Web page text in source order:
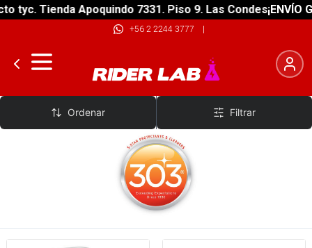
tyc. Tienda Apoquindo 7331. Piso 9. Las Condes¡ENVÍO
+56 2 2244 3777 |
303
Ordenar Filtrar